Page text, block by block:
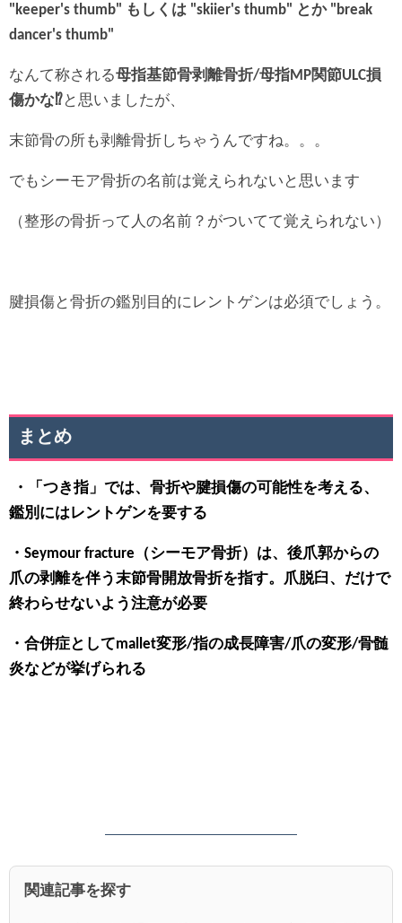
"keeper's thumb" もしくは "skiier's thumb" とか "break
dancer's thumb"
なんて称される母指基節骨剥離骨折/母指MP関節ULC損
傷かな⁉と思いましたが、
末節骨の所も剥離骨折しちゃうんですね。。。
でもシーモア骨折の名前は覚えられないと思います
（整形の骨折って人の名前？がついてて覚えられない）
腱損傷と骨折の鑑別目的にレントゲンは必須でしょう。
まとめ
・「つき指」では、骨折や腱損傷の可能性を考える、
鑑別にはレントゲンを要する
・Seymour fracture（シーモア骨折）は、後爪郭からの
爪の剥離を伴う末節骨開放骨折を指す。爪脱臼、だけで
終わらせないよう注意が必要
・合併症としてmallet変形/指の成長障害/爪の変形/骨髄
炎などが挙げられる
関連記事を探す